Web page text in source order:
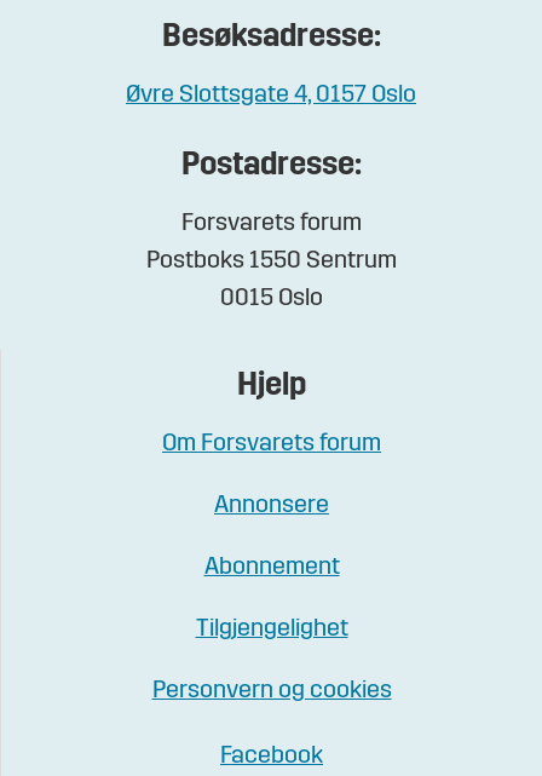
Besøksadresse:
Øvre Slottsgate 4, 0157 Oslo
Postadresse:
Forsvarets forum
Postboks 1550 Sentrum
0015 Oslo
Hjelp
Om Forsvarets forum
Annonsere
Abonnement
Tilgjengelighet
Personvern og cookies
Facebook